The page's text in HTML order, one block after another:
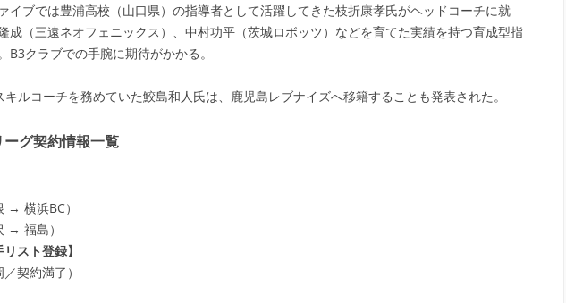
イブでは豊浦高校（山口県）の指導者として活躍してきた枝折康孝氏がヘッドコーチに就
成（三遠ネオフェニックス）、中村功平（茨城ロボッツ）などを育てた実績を持つ育成型指
B3クラブでの手腕に期待がかかる。
ルコーチを務めていた鮫島和人氏は、鹿児島レブナイズへ移籍することも発表された。
グ契約情報一覧
→ 横浜BC）
→ 福島）
スト登録】
契約満了）